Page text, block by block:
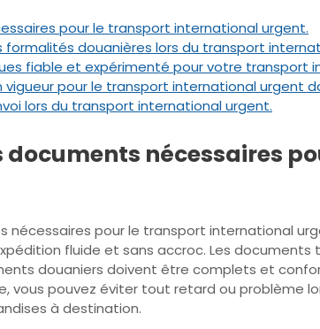
pour le transport international urgent.
douanières lors du transport
fiable et expérimenté pour votre transport
pour le transport international urgent
lors du transport international urgent.
documents nécessaires
nécessaires pour le transport international
fluide et sans accroc. Les
douaniers doivent être complets et
vous pouvez éviter tout retard ou problème
à destination.